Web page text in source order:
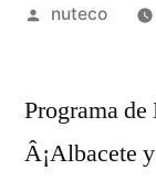
Publicada
nuteco
Programa
Â¡Albacete